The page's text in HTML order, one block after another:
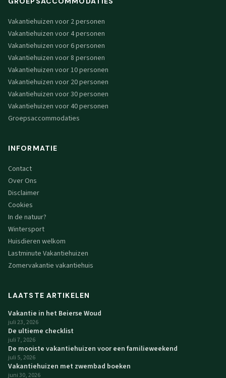
Vakantiehuizen voor 2 personen
Vakantiehuizen voor 4 personen
Vakantiehuizen voor 6 personen
Vakantiehuizen voor 8 personen
Vakantiehuizen voor 10 personen
Vakantiehuizen voor 20 personen
Vakantiehuizen voor 30 personen
Vakantiehuizen voor 40 personen
Groepsaccommodaties
INFORMATIE
Contact
Over Ons
Disclaimer
Cookies
In de natuur?
Wintersport
Huisdieren welkom
Lastminute Vakantiehuizen
Zomervakantie vakantiehuis
LAATSTE ARTIKELEN
Vakantie in het Beierse Woud
juli 23, 2026
De ultieme checklist
juli 7, 2026
De mooiste vakantiehuizen voor een familieweekend
juli 5, 2026
Vakantiehuizen met zwembad boeken
juni 30, 2026